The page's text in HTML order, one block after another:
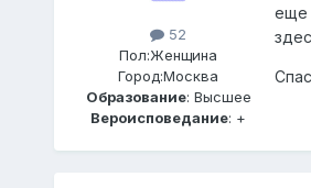
52
Пол:Женщина
Город:Москва
Образование: Высшее
Вероисповедание: +
еще